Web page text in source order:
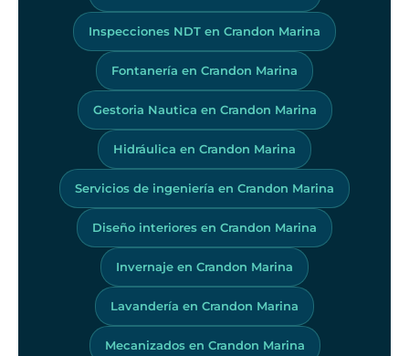
Inspecciones NDT en Crandon Marina
Fontanería en Crandon Marina
Gestoria Nautica en Crandon Marina
Hidráulica en Crandon Marina
Servicios de ingeniería en Crandon Marina
Diseño interiores en Crandon Marina
Invernaje en Crandon Marina
Lavandería en Crandon Marina
Mecanizados en Crandon Marina